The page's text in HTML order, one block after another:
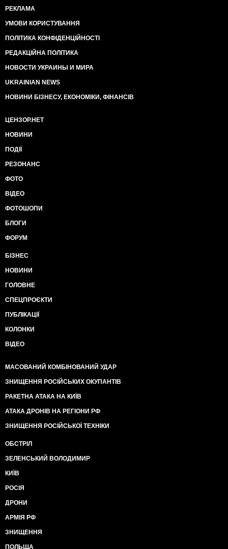
РЕКЛАМА
УМОВИ КОРИСТУВАННЯ
ПОЛІТИКА КОНФІДЕНЦІЙНОСТІ
РЕДАКЦІЙНА ПОЛІТИКА
НОВОСТИ УКРАИНЫ И МИРА
UKRAINIAN NEWS
НОВИНИ БІЗНЕСУ, ЕКОНОМІКИ, ФІНАНСІВ
ЦЕНЗОР.НЕТ
НОВИНИ
ПОДІЇ
РЕЗОНАНС
ФОТО
ВІДЕО
ФОТОШОПИ
БЛОГИ
ФОРУМ
БІЗНЕС
НОВИНИ
ГОЛОВНЕ
СПЕЦПРОЄКТИ
ПУБЛІКАЦІЇ
КОЛОНКИ
ВІДЕО
МАСОВАНИЙ КОМБІНОВАНИЙ УДАР
ЗНИЩЕННЯ РОСІЙСЬКИХ ОКУПАНТІВ
РАКЕТНА АТАКА НА КИЇВ
АТАКА ДРОНІВ НА РЕГІОНИ РФ
ЗНИЩЕННЯ РОСІЙСЬКОЇ ТЕХНІКИ
ОБСТРІЛ
ЗЕЛЕНСЬКИЙ ВОЛОДИМИР
КИЇВ
РОСІЯ
ДРОНИ
АРМІЯ РФ
ЗНИЩЕННЯ
ПОЛЬЩА